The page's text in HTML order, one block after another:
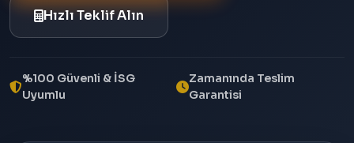
Hızlı Teklif Alın
%100 Güvenli & İSG
Uyumlu
Zamanında Teslim
Garantisi